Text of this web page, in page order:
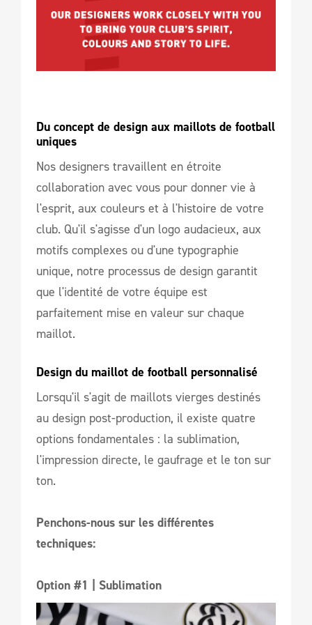
Du concept de design aux maillots de football
uniques
Nos designers travaillent en étroite
collaboration avec vous pour donner vie à
l'esprit, aux couleurs et à l'histoire de votre
club. Qu'il s'agisse d'un logo audacieux, aux
motifs complexes ou d'une typographie
unique, notre processus de design garantit
que l'identité de votre équipe est
parfaitement mise en valeur sur chaque
maillot.
Design du maillot de football personnalisé
Lorsqu'il s'agit de maillots vierges destinés
au design post-production, il existe quatre
options fondamentales : la sublimation,
l'impression directe, le gaufrage et le ton sur
ton.
Penchons-nous sur les différentes
techniques:
Option #1 | Sublimation